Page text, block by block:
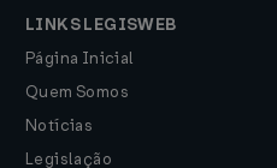
LINKS LEGISWEB
Página Inicial
Quem Somos
Notícias
Legislação